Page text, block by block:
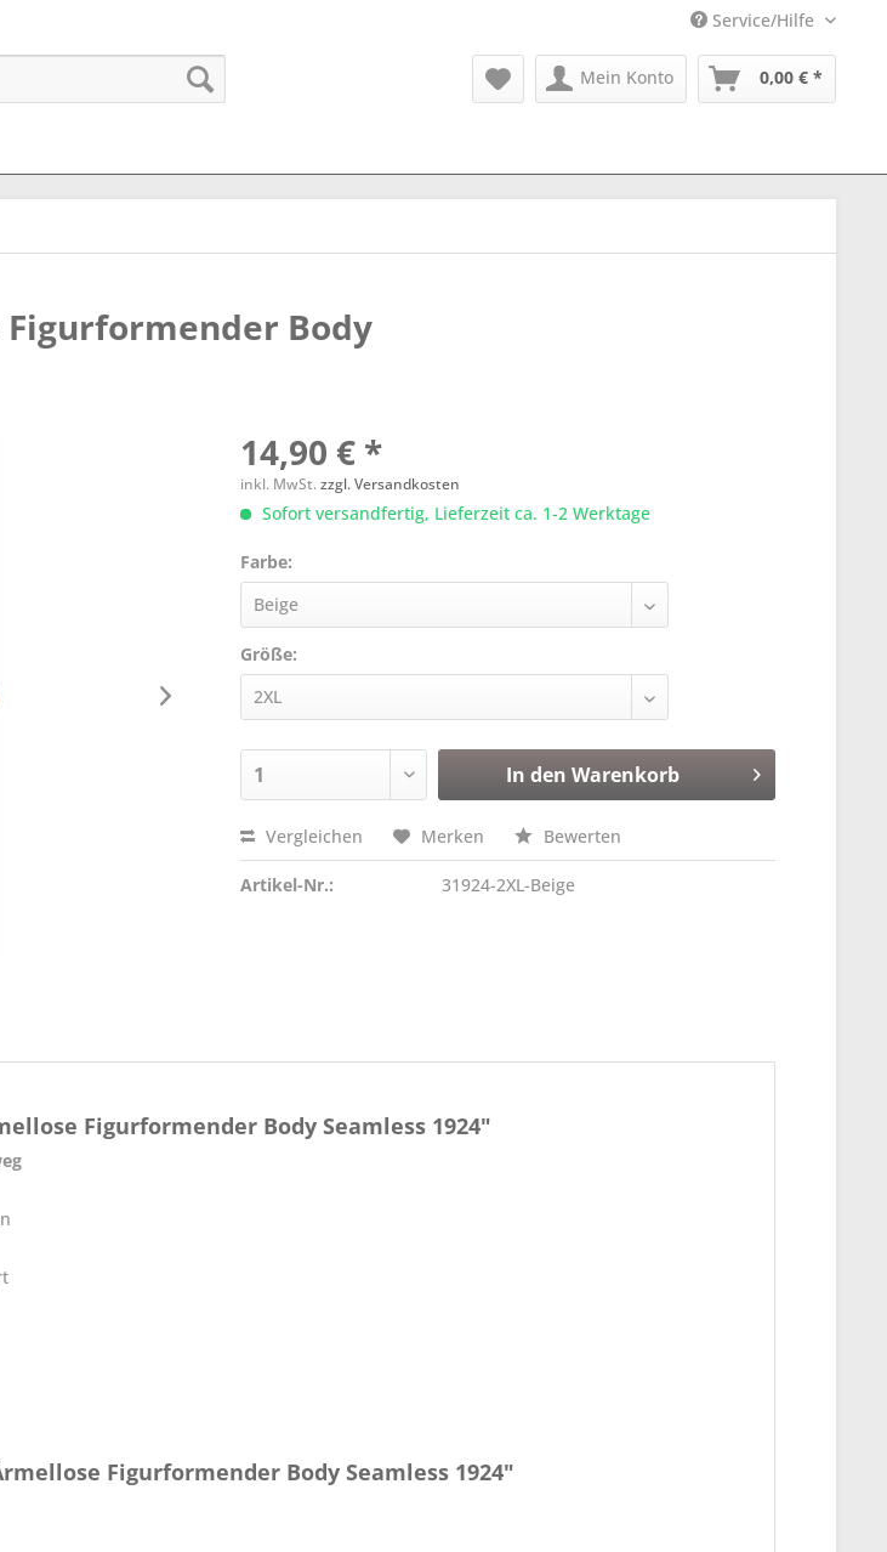
Service/Hilfe
Mein Konto 0,00 € *
Body
14,90 € *
inkl. MwSt.zzgl. Versandkosten
Sofort versandfertig, Lieferzeit ca. 1-2 Werktage
Farbe:
Größe:
In den Warenkorb
Vergleichen Merken Bewerten
Artikel-Nr.: 31924-2XL-Beige
Figurformender Body Seamless 1924"
Figurformender Body Seamless 1924"